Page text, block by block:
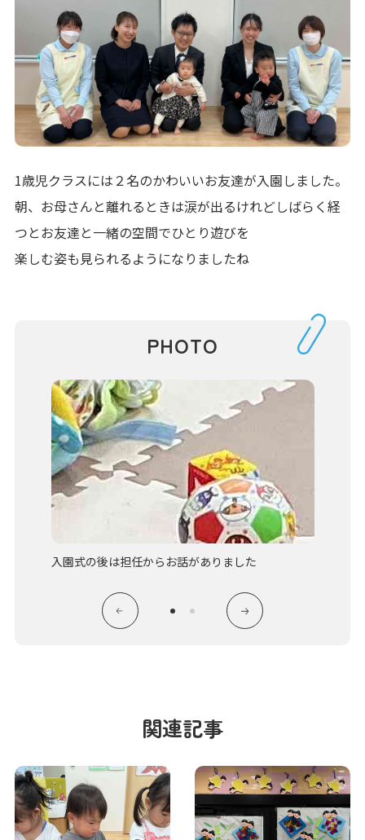
1歳児クラスには２名のかわいいお友達が入園しました。
朝、お母さんと離れるときは涙が出るけれどしばらく経
つとお友達と一緒の空間でひとり遊びを
楽しむ姿も見られるようになりましたね
PHOTO
入園式の後は担任からお話がありました
関連記事